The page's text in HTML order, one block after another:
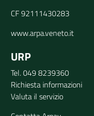
CF 92111430283
www.arpa.veneto.it
URP
Tel. 049 8239360
Richiesta informazioni
Valuta il servizio